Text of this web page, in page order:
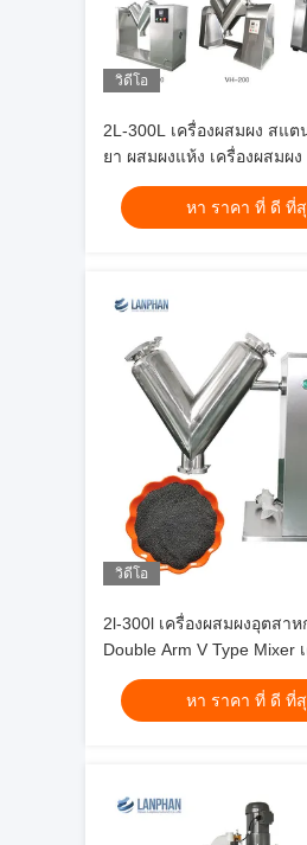
วิดีโอ
2L-300L เครื่องผสมผง สแต
ยา ผสมผงแห้ง เครื่องผสมผง
หา ราคา ที่ ดี ที่
วิดีโอ
2l-300l เครื่องผสมผงอุตสา
Double Arm V Type Mixer
เศษผงแห้ง
หา ราคา ที่ ดี ที่